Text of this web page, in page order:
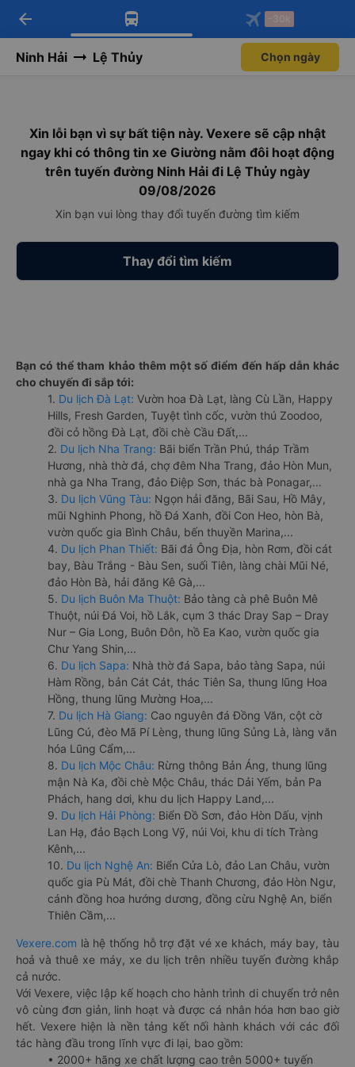
Tải app Vexere ngay!
Nhận ưu đãi thành viên độc
Mở app
Tải app Vexere
-30k/ghế khi đặt vé máy bay qua
Mở app
arrow_back -30k
Ninh Hải Lệ Thủy Chọn ngày
Xin lỗi bạn vì sự bất tiện này. Vexere sẽ cập nhật
ngay khi có thông tin xe Giường nằm đôi hoạt động
trên tuyến đường Ninh Hải đi Lệ Thủy ngày
09/08/2026
Xin bạn vui lòng thay đổi tuyến đường tìm kiếm
Thay đổi tìm kiếm
Bạn có thể tham khảo thêm một số điểm đến hấp dẫn khác
cho chuyến đi sắp tới:
1. Du lịch Đà Lạt: Vườn hoa Đà Lạt, làng Cù Lần, Happy
Hills, Fresh Garden, Tuyệt tình cốc, vườn thú Zoodoo,
đồi cỏ hồng Đà Lạt, đồi chè Cầu Đất,...
2. Du lịch Nha Trang: Bãi biển Trần Phú, tháp Trầm
Hương, nhà thờ đá, chợ đêm Nha Trang, đảo Hòn Mun,
nhà ga Nha Trang, đảo Điệp Sơn, thác bà Ponagar,...
3. Du lịch Vũng Tàu: Ngọn hải đăng, Bãi Sau, Hồ Mây,
mũi Nghinh Phong, hồ Đá Xanh, đồi Con Heo, hòn Bà,
vườn quốc gia Bình Châu, bến thuyền Marina,...
4. Du lịch Phan Thiết: Bãi đá Ông Địa, hòn Rơm, đồi cát
bay, Bàu Trắng - Bàu Sen, suối Tiên, làng chài Mũi Né,
đảo Hòn Bà, hải đăng Kê Gà,...
5. Du lịch Buôn Ma Thuột: Bảo tàng cà phê Buôn Mê
Thuột, núi Đá Voi, hồ Lắk, cụm 3 thác Dray Sap – Dray
Nur – Gia Long, Buôn Đôn, hồ Ea Kao, vườn quốc gia
Chư Yang Shin,...
6. Du lịch Sapa: Nhà thờ đá Sapa, bảo tàng Sapa, núi
Hàm Rồng, bản Cát Cát, thác Tiên Sa, thung lũng Hoa
Hồng, thung lũng Mường Hoa,...
7. Du lịch Hà Giang: Cao nguyên đá Đồng Văn, cột cờ
Lũng Cú, đèo Mã Pí Lèng, thung lũng Sủng Là, làng văn
hóa Lũng Cẩm,...
8. Du lịch Mộc Châu: Rừng thông Bản Áng, thung lũng
mận Nà Ka, đồi chè Mộc Châu, thác Dải Yếm, bản Pa
Phách, hang dơi, khu du lịch Happy Land,...
9. Du lịch Hải Phòng: Biển Đồ Sơn, đảo Hòn Dấu, vịnh
Lan Hạ, đảo Bạch Long Vỹ, núi Voi, khu di tích Tràng
Kênh,...
10. Du lịch Nghệ An: Biển Cửa Lò, đảo Lan Châu, vườn
quốc gia Pù Mát, đồi chè Thanh Chương, đảo Hòn Ngư,
cánh đồng hoa hướng dương, đồng cừu Nghệ An, biển
Thiên Cầm,...
Vexere.com là hệ thống hỗ trợ đặt vé xe khách, máy bay, tàu
hoả và thuê xe máy, xe du lịch trên nhiều tuyến đường khắp
cả nước.
Với Vexere, việc lập kế hoạch cho hành trình di chuyển trở nên
vô cùng đơn giản, linh hoạt và được cá nhân hóa hơn bao giờ
hết. Vexere hiện là nền tảng kết nối hành khách với các đối
tác hàng đầu trong lĩnh vực đi lại, bao gồm:
• 2000+ hãng xe chất lượng cao trên 5000+ tuyến